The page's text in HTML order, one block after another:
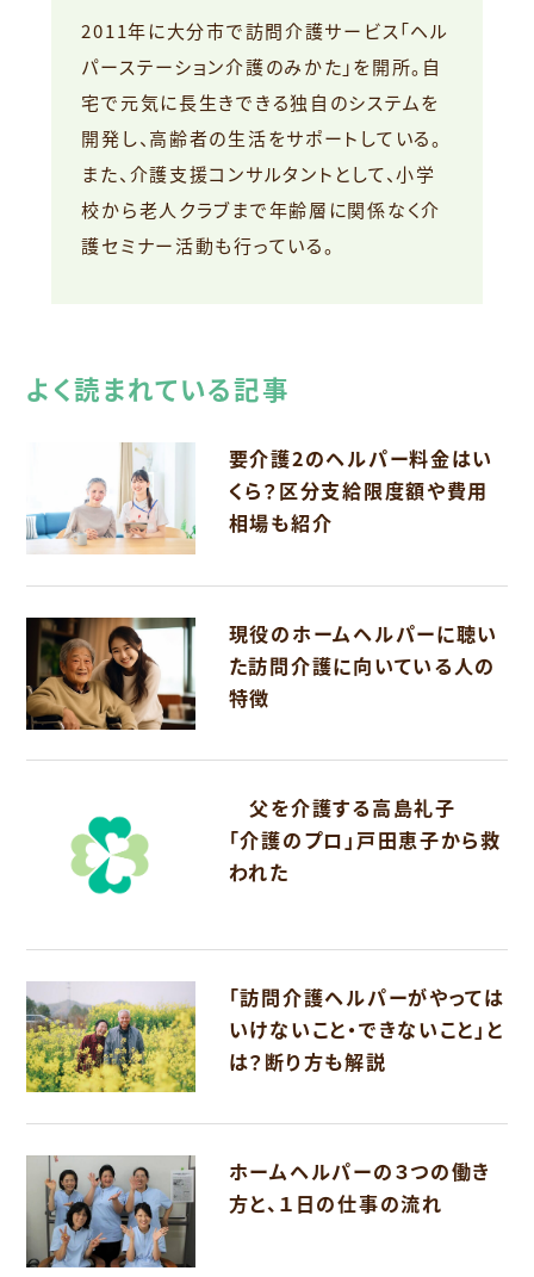
2011年に大分市で訪問介護サービス「ヘル
パーステーション介護のみかた」を開所。自
宅で元気に長生きできる独自のシステムを
開発し、高齢者の生活をサポートしている。
また、介護支援コンサルタントとして、小学
校から老人クラブまで年齢層に関係なく介
護セミナー活動も行っている。
よく読まれている記事
要介護2のヘルパー料金はい
くら？区分支給限度額や費用
相場も紹介
現役のホームヘルパーに聴い
た訪問介護に向いている人の
特徴
父を介護する高島礼子
「介護のプロ」戸田恵子から救
われた
「訪問介護ヘルパーがやっては
いけないこと・できないこと」と
は？断り方も解説
ホームヘルパーの３つの働き
方と、１日の仕事の流れ